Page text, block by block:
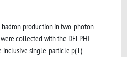
production in two-photon
collected with the DELPHI
inclusive single-particle p(T)